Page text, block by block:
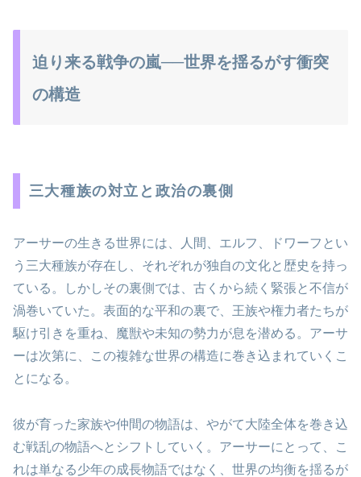
迫り来る戦争の嵐──世界を揺るがす衝突
の構造
三大種族の対立と政治の裏側
アーサーの生きる世界には、人間、エルフ、ドワーフとい
う三大種族が存在し、それぞれが独自の文化と歴史を持っ
ている。しかしその裏側では、古くから続く緊張と不信が
渦巻いていた。表面的な平和の裏で、王族や権力者たちが
駆け引きを重ね、魔獣や未知の勢力が息を潜める。アーサ
ーは次第に、この複雑な世界の構造に巻き込まれていくこ
とになる。
彼が育った家族や仲間の物語は、やがて大陸全体を巻き込
む戦乱の物語へとシフトしていく。アーサーにとって、こ
れは単なる少年の成長物語ではなく、世界の均衡を揺るが